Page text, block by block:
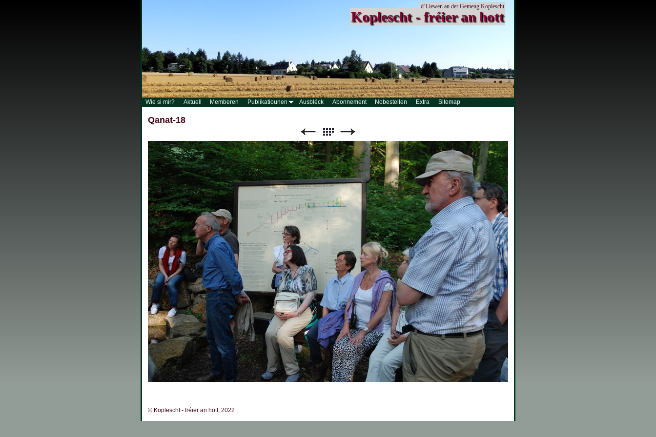
Koplescht - fréier an hott
d’Liewen an der Gemeng Koplescht
Wie si mir? Aktuell Memberen Publikatiounen Ausbléck Abonnement Nobestellen Extra Sitemap
Qanat-18
© Koplescht - fréier an hott, 2022